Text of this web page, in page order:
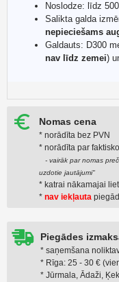
Nomas cena
* norādīta bez PVN
* norādīta par
- vairāk par nomas
uzdotie jautājumi"
* katrai nākamajai
* nav iekļauta
Piegādes
* saņemšana
* Rīga: 25 - 30 €
* Jūrmala, Ādaži,
Noslodze: līdz
Salikta galda
nepieciešams
Galdauts: D300
nav līdz zemei)